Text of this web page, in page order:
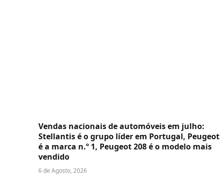
Vendas nacionais de automóveis em julho:
Stellantis é o grupo líder em Portugal, Peugeot
é a marca n.º 1, Peugeot 208 é o modelo mais
vendido
6 de Agosto, 2026